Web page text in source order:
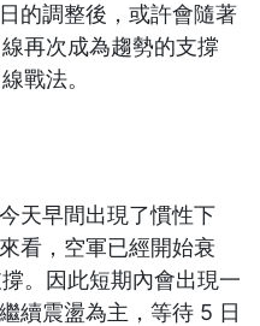
的調整後，或許會隨著
再次成為趨勢的支撐
戰法。
天早間出現了慣性下
看，空軍已經開始衰
。因此短期內會出現一
續震盪為主，等待 5 日